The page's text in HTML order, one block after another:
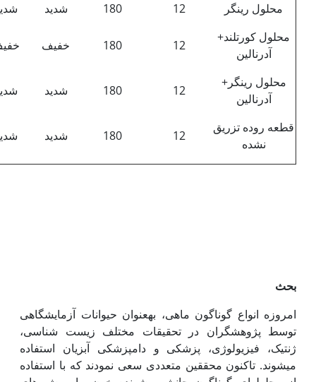
محلول رینگر
12
180 شدید
محلول کورتلند+
آدرنالین
12
180 خفیف
محلول رینگر+
آدرنالین
12
180 شدید
قطعه روده تزریق
نشده
12
180 شدید
بحث
امروزه انواع گوناگون ماهی، به‏عنوان حیوانات آزمایشگاهی
توسط پژوهشگران در تحقیقات مختلف زیست شناسی،
ژنتیک، فیزیولوژی، پزشکی و دامپزشکی آبزیان استفاده
می‏شوند. تاکنون محققین متعددی سعی نمودند که با استفاده